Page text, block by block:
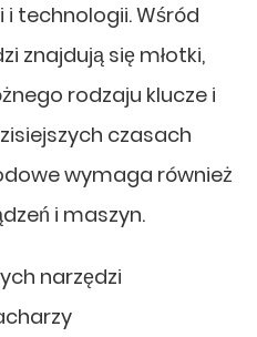
technologii. Wśród
znajdują się młotki,
rodzaju klucze i
czasach
wymaga również
i maszyn.
narzędzi